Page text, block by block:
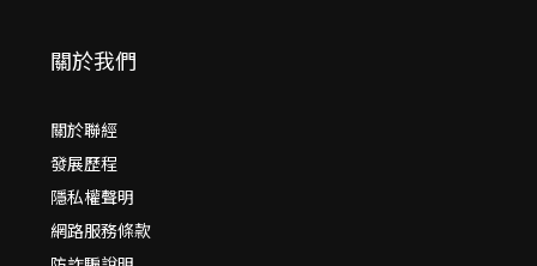
關於我們
關於聯經
發展歷程
隱私權聲明
網路服務條款